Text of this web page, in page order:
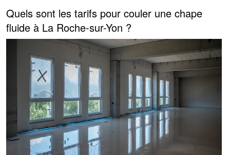
Quels sont les tarifs pour couler une chape
fluide à La Roche-sur-Yon ?